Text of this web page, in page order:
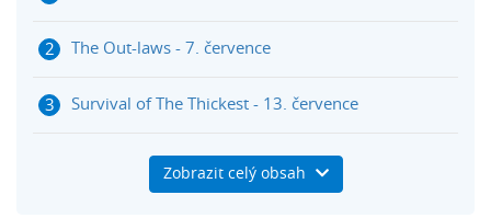
The Out-laws - 7. července
Survival of The Thickest - 13. července
They Cloned Tyrone - 21. července
Zobrazit celý obsah